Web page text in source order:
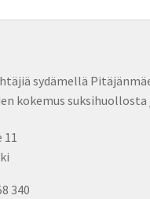
sydämellä
kokemus
11
340